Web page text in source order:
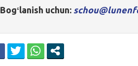
Bogʻlanish uchun: